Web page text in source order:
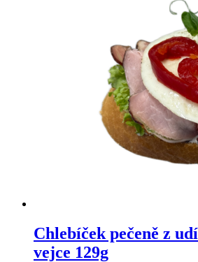
Chlebíček pečeně z
vejce 129g